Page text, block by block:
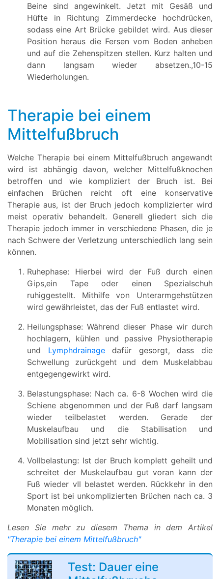
Beine sind angewinkelt. Jetzt mit Gesäß und
Hüfte in Richtung Zimmerdecke hochdrücken,
sodass eine Art Brücke gebildet wird. Aus dieser
Position heraus die Fersen vom Boden anheben
und auf die Zehenspitzen stellen. Kurz halten und
dann langsam wieder absetzen.,10-15
Wiederholungen.
Therapie bei einem
Mittelfußbruch
Welche Therapie bei einem Mittelfußbruch angewandt
wird ist abhängig davon, welcher Mittelfußknochen
betroffen und wie kompliziert der Bruch ist. Bei
einfachen Brüchen reicht oft eine konservative
Therapie aus, ist der Bruch jedoch komplizierter wird
meist operativ behandelt. Generell gliedert sich die
Therapie jedoch immer in verschiedene Phasen, die je
nach Schwere der Verletzung unterschiedlich lang sein
können.
Ruhephase: Hierbei wird der Fuß durch einen
Gips,ein Tape oder einen Spezialschuh
ruhiggestellt. Mithilfe von Unterarmgehstützen
wird gewährleistet, das der Fuß entlastet wird.
Heilungsphase: Während dieser Phase wir durch
hochlagern, kühlen und passive Physiotherapie
und Lymphdrainagedafür gesorgt, dass die
Schwellung zurückgeht und dem Muskelabbau
entgegengewirkt wird.
Belastungsphase: Nach ca. 6-8 Wochen wird die
Schiene abgenommen und der Fuß darf langsam
wieder teilbelastet werden. Gerade der
Muskelaufbau und die Stabilisation und
Mobilisation sind jetzt sehr wichtig.
Vollbelastung: Ist der Bruch komplett geheilt und
schreitet der Muskelaufbau gut voran kann der
Fuß wieder vll belastet werden. Rückkehr in den
Sport ist bei unkomplizierten Brüchen nach ca. 3
Monaten möglich.
Lesen Sie mehr zu diesem Thema in dem Artikel
"Therapie bei einem Mittelfußbruch"
Test: Dauer eine